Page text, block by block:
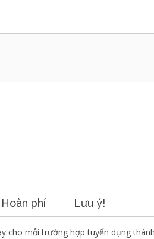
Hoàn phí Lưu ý!
cho mỗi trường hợp tuyển dụng